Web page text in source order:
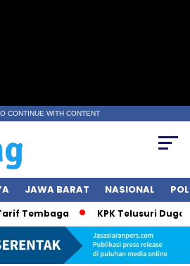
CONTINUE WITH CONTENT
JAWA BARAT NASIONAL
Tembaga KPK Telusuri